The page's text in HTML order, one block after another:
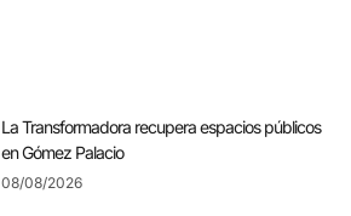
La Transformadora recupera espacios públicos
en Gómez Palacio
08/08/2026